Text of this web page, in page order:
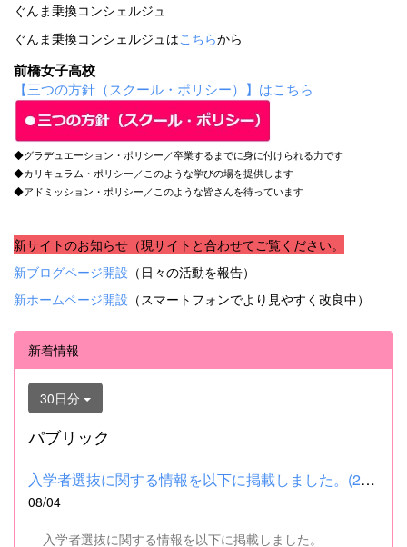
ぐんま乗換コンシェルジュ
ぐんま乗換コンシェルジュはこちらから
前橋女子高校
【三つの方針（スクール・ポリシー）】はこちら
◆グラデュエーション・ポリシー／卒業するまでに身に付けられる力です
◆カリキュラム・ポリシー／このような学びの場を提供します
◆アドミッション・ポリシー／このような皆さんを待っています
新サイトのお知らせ（現サイトと合わせてご覧ください。
新ブログページ開設 （日々の活動を報告）
新ホームページ開設 （スマートフォンでより見やすく改良中）
新着情報
30日分
パブリック
入学者選抜に関する情報を以下に掲載しました。(2026.8.4) ■令和...
08/04
入学者選抜に関する情報を以下に掲載しました。